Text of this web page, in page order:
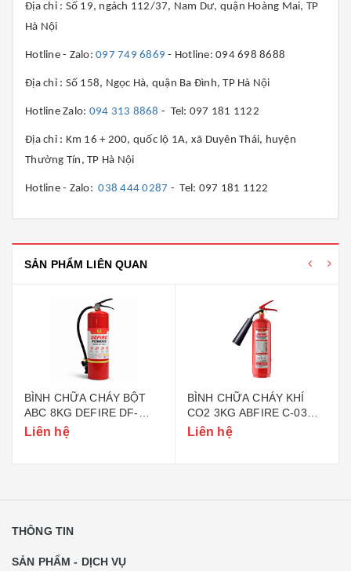
Địa chỉ : Số 19, ngách 112/37, Nam Dư, quận Hoàng Mai, TP
Hà Nội
Hotline - Zalo: 097 749 6869- Hotline: 094 698 8688
Địa chỉ : Số 158, Ngọc Hà, quận Ba Đình, TP Hà Nội
Hotline Zalo: 094 313 8868 - Tel: 097 181 1122
Địa chỉ : Km 16 + 200, quốc lộ 1A, xã Duyên Thái, huyện
Thường Tín, TP Hà Nội
Hotline - Zalo:038 444 0287 - Tel: 097 181 1122
SẢN PHẨM LIÊN QUAN
BÌNH CHỮA CHÁY BỘT
ABC 8KG DEFIRE DF-
ABC8 (BỘ CÔNG AN)
Liên hệ
BÌNH CHỮA CHÁY KHÍ
CO2 3KG ABFIRE C-03
(TEM BỘ CÔNG AN)
Liên hệ
THÔNG TIN
SẢN PHẨM - DỊCH VỤ